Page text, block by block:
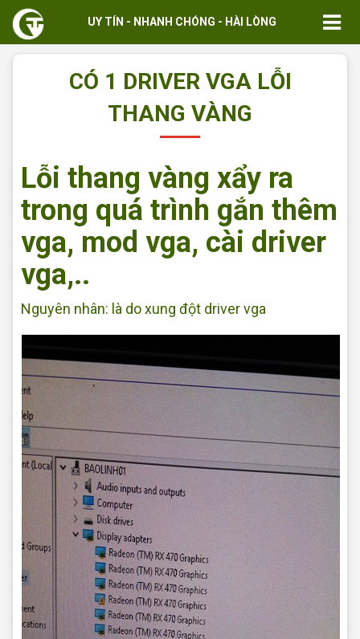
UY TÍN - NHANH CHÓNG - HÀI LÒNG
CÓ 1 DRIVER VGA LỖI
THANG VÀNG
Lỗi thang vàng xẩy ra
trong quá trình gắn thêm
vga, mod vga, cài driver
vga,..
Nguyên nhân: là do xung đột driver vga